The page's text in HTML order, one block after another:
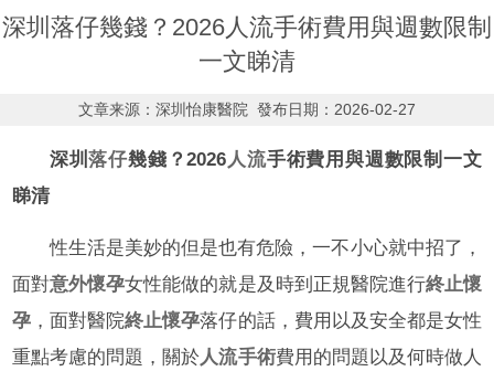
深圳落仔幾錢？2026人流手術費用與週數限制
一文睇清
文章来源：深圳怡康醫院 發布日期：2026-02-27
深圳落仔幾錢？2026人流手術費用與週數限制一文
睇清
性生活是美妙的但是也有危險，一不小心就中招了，
面對意外懷孕女性能做的就是及時到正規醫院進行終止懷
孕 ，面對醫院終止懷孕落仔的話，費用以及安全都是女性
重點考慮的問題，關於人流手術費用的問題以及何時做人